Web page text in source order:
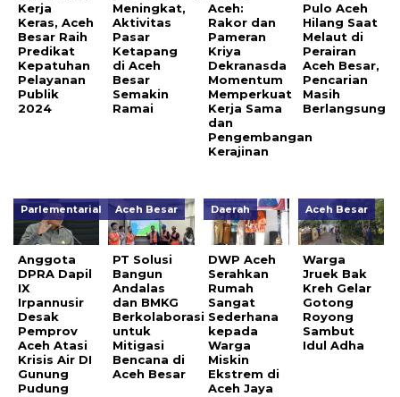
Kerja
Keras, Aceh
Besar Raih
Predikat
Kepatuhan
Pelayanan
Publik
2024
Meningkat,
Aktivitas
Pasar
Ketapang
di Aceh
Besar
Semakin
Ramai
Aceh:
Rakor dan
Pameran
Kriya
Dekranasda
Momentum
Memperkuat
Kerja Sama
dan
Pengembangan
Kerajinan
Pulo Aceh
Hilang Saat
Melaut di
Perairan
Aceh Besar,
Pencarian
Masih
Berlangsung
Parlementarial
Anggota
DPRA Dapil
IX
Irpannusir
Desak
Pemprov
Aceh Atasi
Krisis Air DI
Gunung
Pudung
Aceh Besar
PT Solusi
Bangun
Andalas
dan BMKG
Berkolaborasi
untuk
Mitigasi
Bencana di
Aceh Besar
Daerah
DWP Aceh
Serahkan
Rumah
Sangat
Sederhana
kepada
Warga
Miskin
Ekstrem di
Aceh Jaya
Aceh Besar
Warga
Jruek Bak
Kreh Gelar
Gotong
Royong
Sambut
Idul Adha